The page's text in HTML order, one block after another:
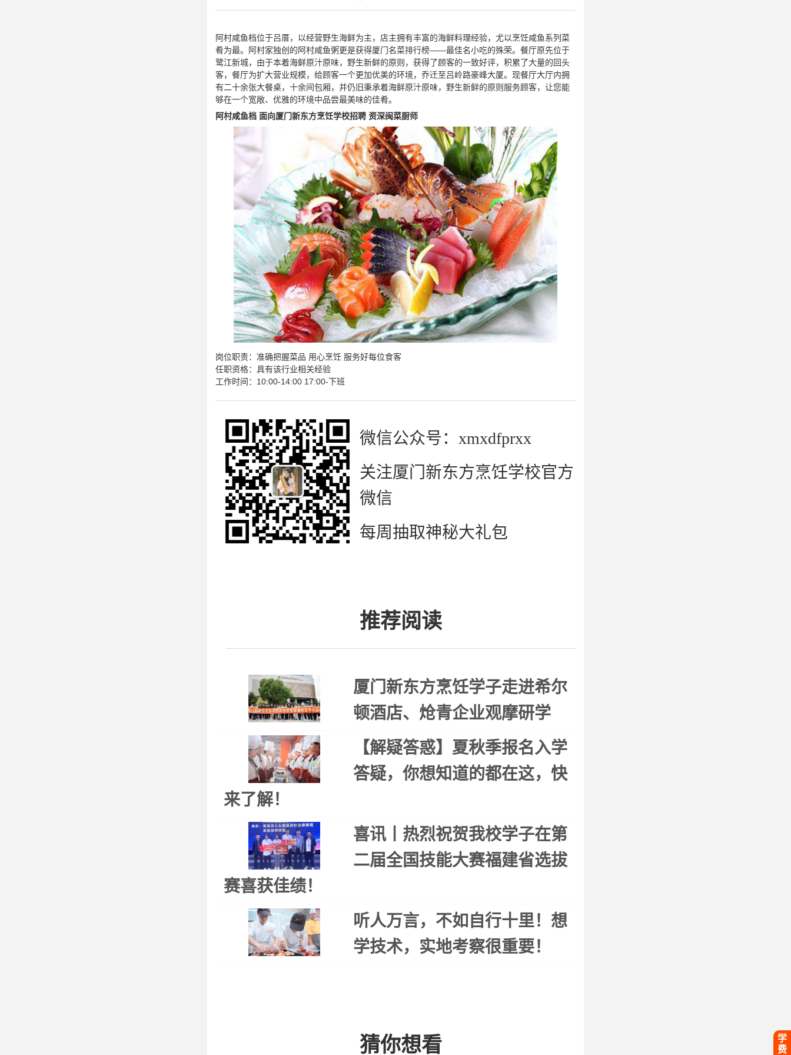
学
费
阿村咸鱼档位于吕厝，以经营野生海鲜为主，店主拥有丰富的海鲜料理经验，尤以烹饪咸鱼系列菜
肴为最。阿村家独创的阿村咸鱼粥更是获得厦门名菜排行榜——最佳名小吃的殊荣。餐厅原先位于
鹭江新城，由于本着海鲜原汁原味，野生新鲜的原则，获得了顾客的一致好评，积累了大量的回头
客，餐厅为扩大营业规模，给顾客一个更加优美的环境，乔迁至吕岭路豪峰大厦。现餐厅大厅内拥
有二十余张大餐桌，十余间包厢，并仍旧秉承着海鲜原汁原味，野生新鲜的原则服务顾客，让您能
够在一个宽敞、优雅的环境中品尝最美味的佳肴。
阿村咸鱼档 面向厦门新东方烹饪学校招聘 资深闽菜厨师
岗位职责：准确把握菜品 用心烹饪 服务好每位食客
任职资格：具有该行业相关经验
工作时间：10:00-14:00 17:00-下班
微信公众号：xmxdfprxx
关注厦门新东方烹饪学校官方
微信
每周抽取神秘大礼包
推荐阅读
厦门新东方烹饪学子走进希尔
顿酒店、炝青企业观摩研学
【解疑答惑】夏秋季报名入学
答疑，你想知道的都在这，快
来了解！
喜讯丨热烈祝贺我校学子在第
二届全国技能大赛福建省选拔
赛喜获佳绩！
听人万言，不如自行十里！想
学技术，实地考察很重要！
猜你想看